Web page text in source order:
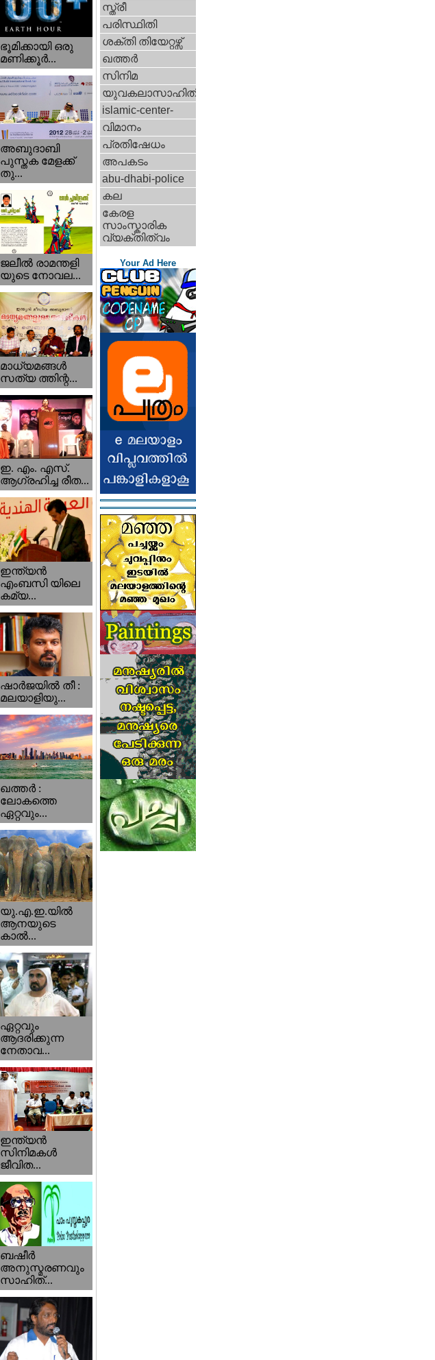
ഭൂമിക്കായി ഒരു
മണിക്കൂര്‍...
അബുദാബി
പുസ്തക മേളക്ക്
തു...
ജലീല്‍ രാമന്തളി
യുടെ നോവല...
മാധ്യമങ്ങള്‍
സത്യ ത്തിന്റ...
ഇ. എം. എസ്.
ആഗ്രഹിച്ച രീത...
ഇന്ത്യന്‍
എംബസി യിലെ
കമ്യ...
ഷാര്‍ജയില്‍ തീ :
മലയാളിയു...
ഖത്തര്‍ :
ലോകത്തെ
ഏറ്റവും...
യു.എ.ഇ.യില്‍
ആനയുടെ
കാല്‍...
ഏറ്റവും
ആദരിക്കുന്ന
നേതാവ...
ഇന്ത്യന്‍
സിനിമകള്‍
ജീവിത...
ബഷീര്‍
അനുസ്മരണവും
സാഹിത്...
സ്ത്രീ
പരിസ്ഥിതി
ശക്തി തിയേറ്റഴ്സ്
ഖത്തര്‍
സിനിമ
യുവകലാസാഹിതി
islamic-center-
വിമാനം
പ്രതിഷേധം
അപകടം
abu-dhabi-police
കല
കേരള
സാംസ്കാരിക
വ്യക്തിത്വം
Your Ad Here